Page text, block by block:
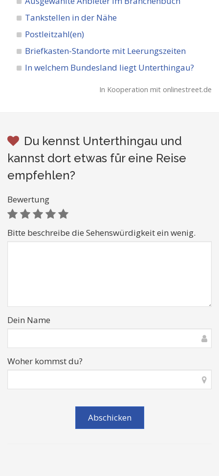
Tankstellen in der Nähe
Postleitzahl(en)
Briefkasten-Standorte mit Leerungszeiten
In welchem Bundesland liegt Unterthingau?
In Kooperation mit onlinestreet.de
Du kennst Unterthingau und
kannst dort etwas für eine Reise
empfehlen?
Bewertung
Bitte beschreibe die Sehenswürdigkeit ein wenig.
Dein Name
Woher kommst du?